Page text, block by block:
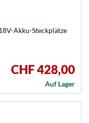
Akku-Steckplätze
CHF 428,00
Auf Lager